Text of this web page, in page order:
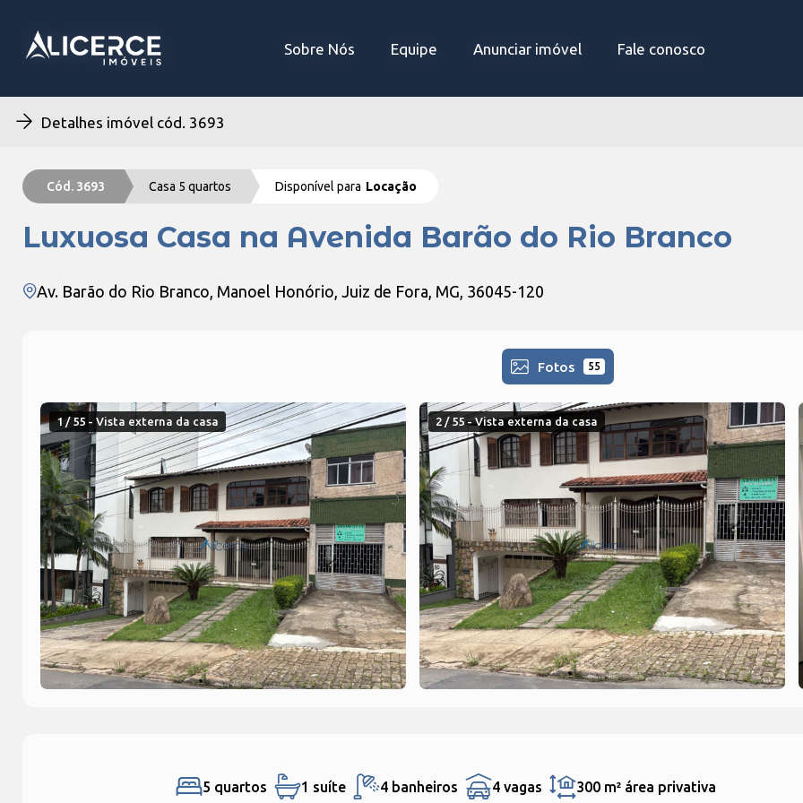
Sobre Nós Equipe Anunciar imóvel Fale conosco
Sobre Nós Equipe Anunciar imóvel Fale conosco
Detalhes imóvel cód. 3693
Cód. 3693 Casa 5 quartos Disponível para Locação
Luxuosa Casa na Avenida Barão do Rio Branco
Av. Barão do Rio Branco, Manoel Honório, Juiz de Fora, MG, 36045-120
Fotos 55
1 / 55 - Vista externa da casa 2 / 55 - Vista externa da casa
5 quartos 1 suíte 4 banheiros 4 vagas 300 m² área privativa